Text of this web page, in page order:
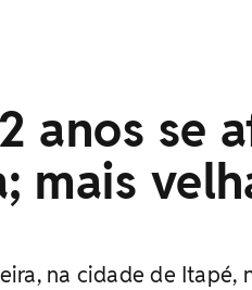
anos se
mais
na cidade de Itapé,